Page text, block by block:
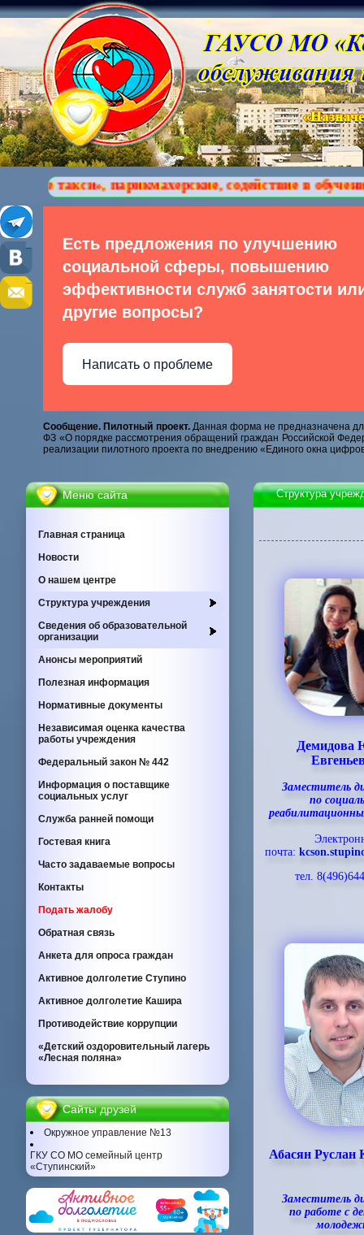
парикмахерские, содействие в обучении
Есть предложения по улучшению
социальной сферы, повышению
эффективности служб занятости
другие вопросы?
Написать о проблеме
Сообщение. Пилотный проект.Данная форма не предназначена
ФЗ «О порядке рассмотрения обращений граждан Российской
реализации пилотного проекта по внедрению «Единого окна
Меню сайта
Главная страница
Новости
О нашем центре
Cтруктура учреждения
Сведения об образовательной
организации
Анонсы мероприятий
Полезная информация
Нормативные документы
Независимая оценка качества
работы учреждения
Федеральный закон № 442
Информация о поставщике
социальных услуг
Служба ранней помощи
Гостевая книга
Часто задаваемые вопросы
Контакты
Подать жалобу
Обратная связь
Анкета для опроса граждан
Активное долголетие Ступино
Активное долголетие Кашира
Противодействие коррупции
«Детский оздоровительный лагерь
«Лесная поляна»
Сайты друзей
Окружное управление №13
ГКУ СО МО семейный центр
«Ступинский»
Cтруктура
Демидова
Заместитель
по
почта:
тел.
Абасян Руслан
Заместитель
по работе с